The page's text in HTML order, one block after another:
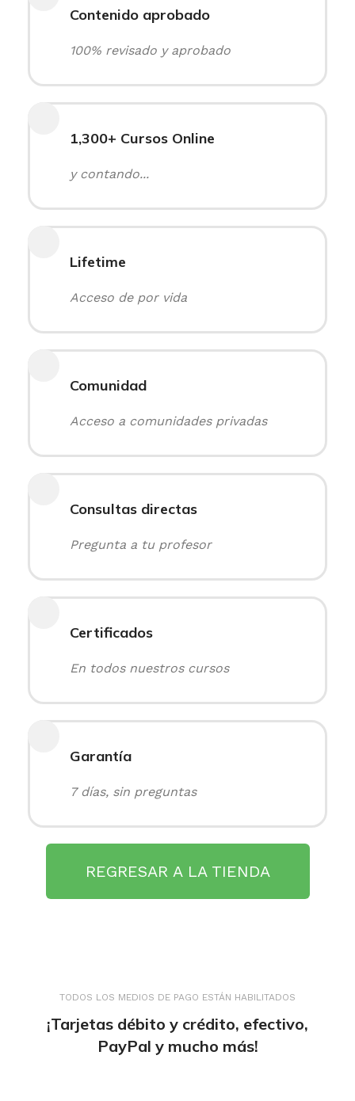
Contenido aprobado
100% revisado y aprobado
1,300+ Cursos Online
y contando...
Lifetime
Acceso de por vida
Comunidad
Acceso a comunidades privadas
Consultas directas
Pregunta a tu profesor
Certificados
En todos nuestros cursos
Garantía
7 días, sin preguntas
REGRESAR A LA TIENDA
TODOS LOS MEDIOS DE PAGO ESTÁN HABILITADOS
¡Tarjetas débito y crédito, efectivo,
PayPal y mucho más!